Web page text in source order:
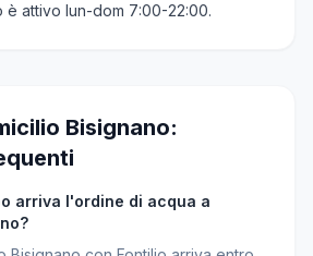
è attivo lun-dom 7:00-22:00.
Bisignano:
arriva l'ordine di acqua a